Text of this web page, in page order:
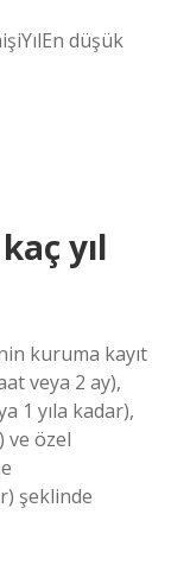
düşük
yıl
kuruma kayıt
veya 2 ay),
1 yıla kadar),
ve özel
şeklinde